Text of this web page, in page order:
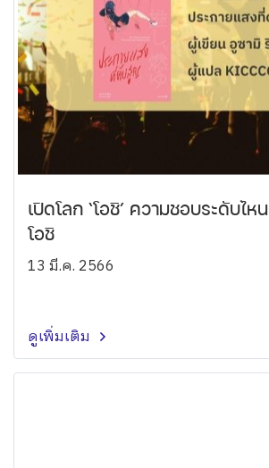
เปิดโลก ‘โอชิ’ ความชอบระดับไห
โอชิ
13 มี.ค. 2566
ดูเพิ่มเติม